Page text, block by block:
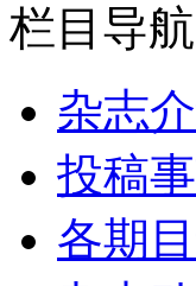
栏目导航
杂志
投稿
各期